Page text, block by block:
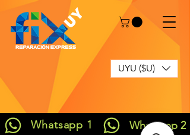
UYU ($U)
Whatsapp 1 Whatsapp 2